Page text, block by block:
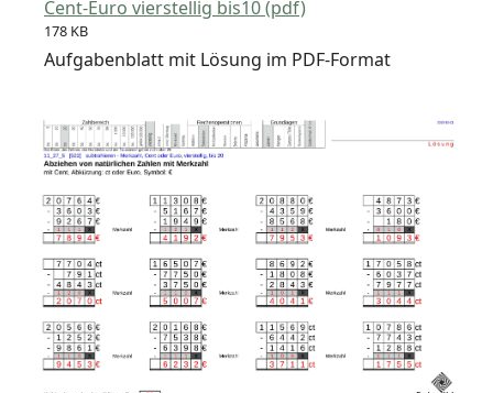
Cent-Euro vierstellig bis10 (pdf)
178 KB
Aufgabenblatt mit Lösung im PDF-Format